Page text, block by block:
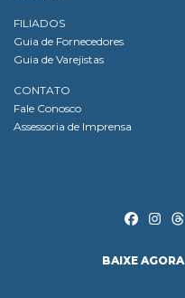
FILIADOS
Guia de Fornecedores
Guia de Varejistas
CONTATO
Fale Conosco
Assessoria de Imprensa
BAIXE